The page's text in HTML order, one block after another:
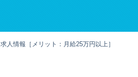
求人情報［メリット：月給25万円以上］